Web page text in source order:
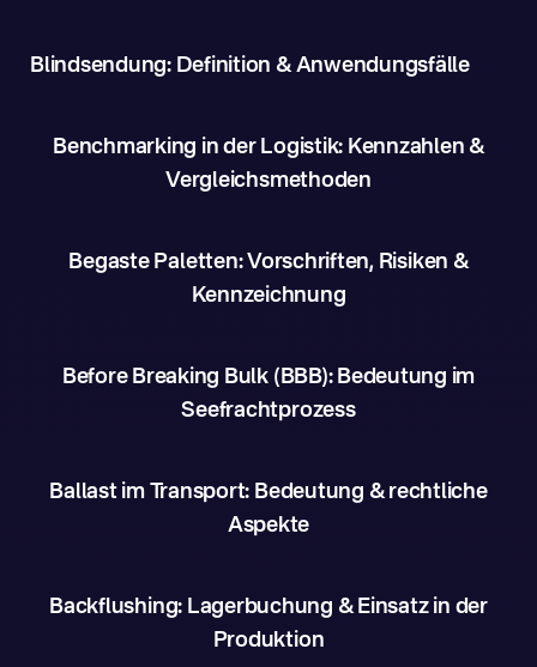
Blindsendung: Definition & Anwendungsfälle
Benchmarking in der Logistik: Kennzahlen &
Vergleichsmethoden
Begaste Paletten: Vorschriften, Risiken &
Kennzeichnung
Before Breaking Bulk (BBB): Bedeutung im
Seefrachtprozess
Ballast im Transport: Bedeutung & rechtliche
Aspekte
Backflushing: Lagerbuchung & Einsatz in der
Produktion